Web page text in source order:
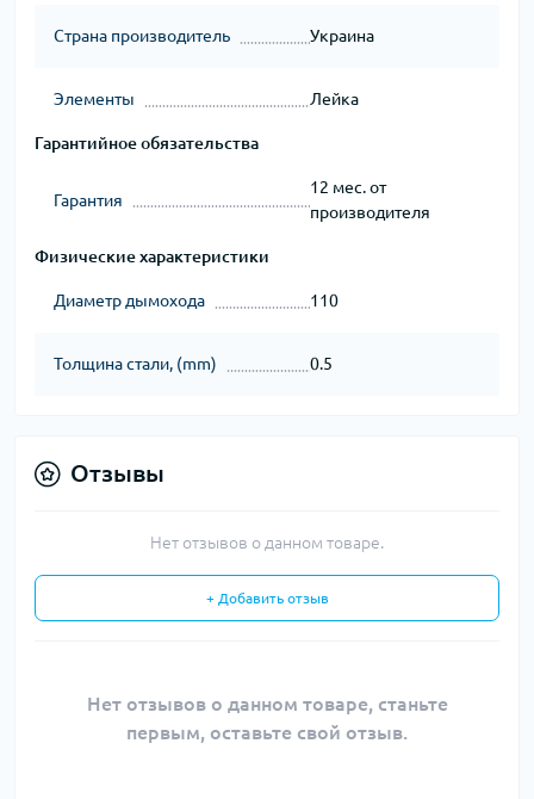
Страна производитель Украина
Элементы Лейка
Гарантийное обязательства
Гарантия
12 мес. от
производителя
Физические характеристики
Диаметр дымохода 110
Толщина стали, (mm) 0.5
Отзывы
Нет отзывов о данном товаре.
+ Добавить отзыв
Нет отзывов о данном товаре, станьте
первым, оставьте свой отзыв.